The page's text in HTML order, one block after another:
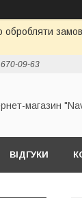
09-63
магазин
ВІДГУКИ